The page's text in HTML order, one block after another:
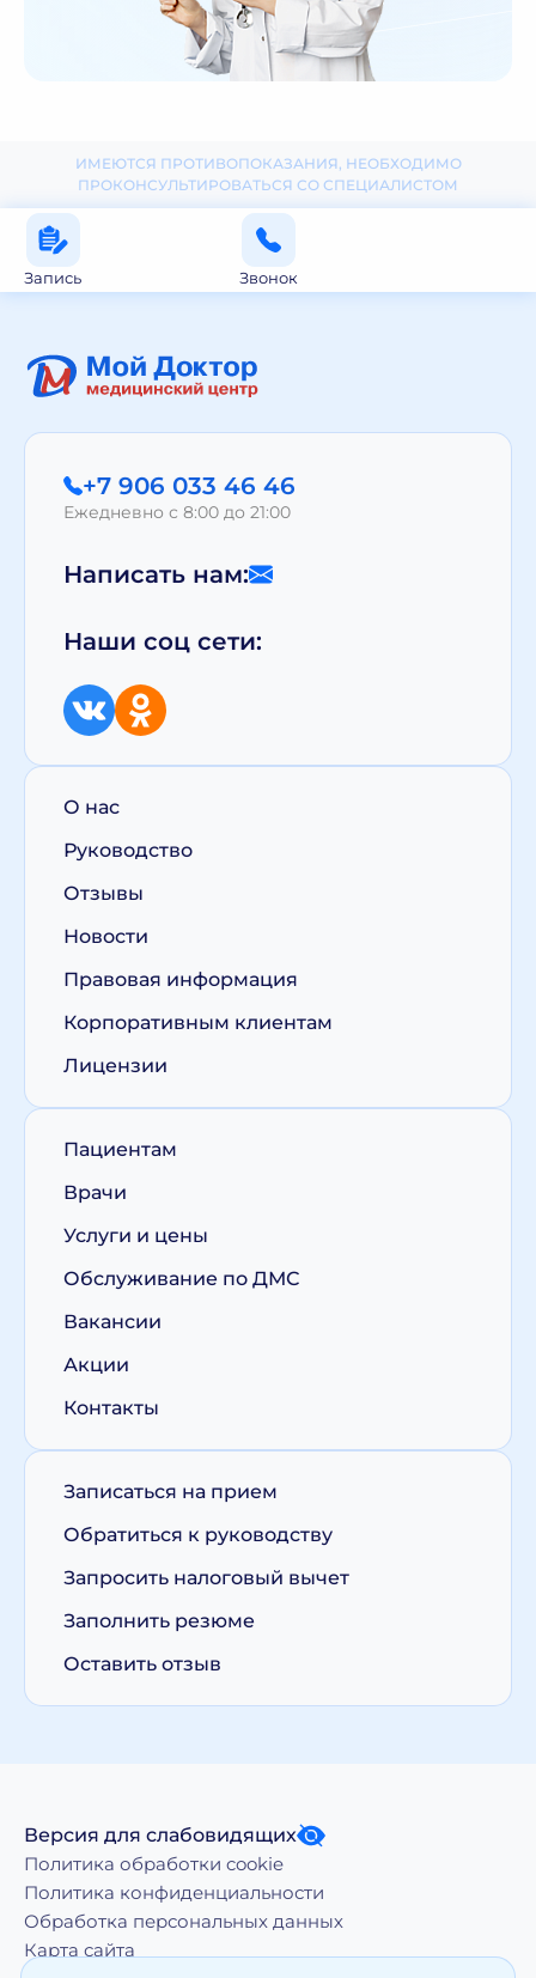
ИМЕЮТСЯ ПРОТИВОПОКАЗАНИЯ, НЕОБХОДИМО
ПРОКОНСУЛЬТИРОВАТЬСЯ СО СПЕЦИАЛИСТОМ
Запись Звонок
+7 906 033 46 46
Ежедневно с 8:00 до 21:00
Написать нам:
Наши соц сети:
О нас
Руководство
Отзывы
Новости
Правовая информация
Корпоративным клиентам
Лицензии
Пациентам
Врачи
Услуги и цены
Обслуживание по ДМС
Вакансии
Акции
Контакты
Записаться на прием
Обратиться к руководству
Запросить налоговый вычет
Заполнить резюме
Оставить отзыв
Версия для слабовидящих
Политика обработки cookie
Политика конфиденциальности
Обработка персональных данных
Карта сайта